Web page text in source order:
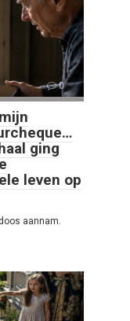
0
ging
leven op
aannam.